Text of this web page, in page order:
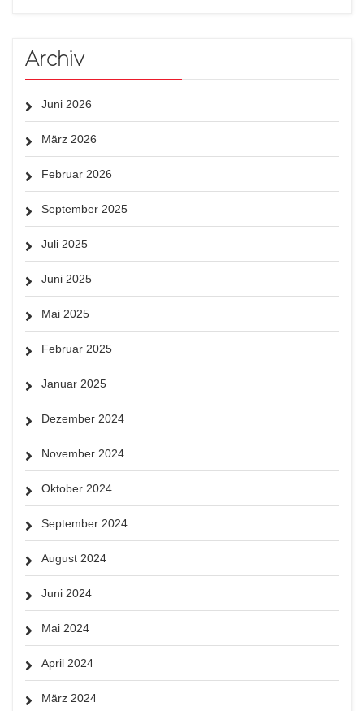
Archiv
Juni 2026
März 2026
Februar 2026
September 2025
Juli 2025
Juni 2025
Mai 2025
Februar 2025
Januar 2025
Dezember 2024
November 2024
Oktober 2024
September 2024
August 2024
Juni 2024
Mai 2024
April 2024
März 2024